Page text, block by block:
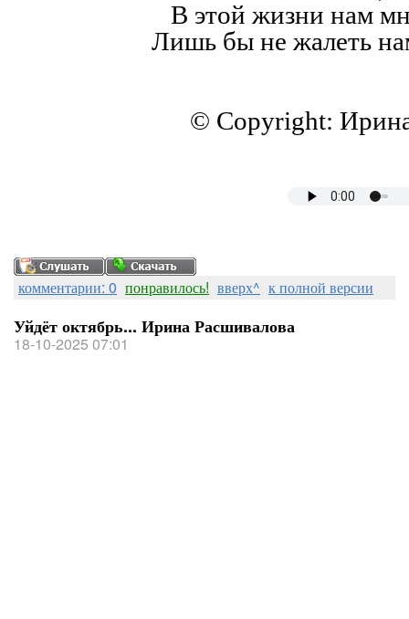
В этой жизни нам
Лишь бы не жалеть
© Copyright:
комментарии: 0 понравилось! вверх^ к полной версии
Уйдёт октябрь... Ирина Расшивалова
18-10-2025 07:01